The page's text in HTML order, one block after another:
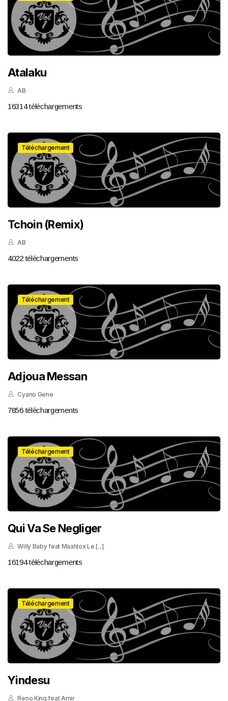
Atalaku
AB
16314 téléchargements
Téléchargement
Tchoin (Remix)
AB
4022 téléchargements
Téléchargement
Adjoua Messan
Cyano Gene
7856 téléchargements
Téléchargement
Qui Va Se Negliger
Willy Baby feat Maahlox Le [...]
16194 téléchargements
Téléchargement
Yindesu
Reno King feat Amir